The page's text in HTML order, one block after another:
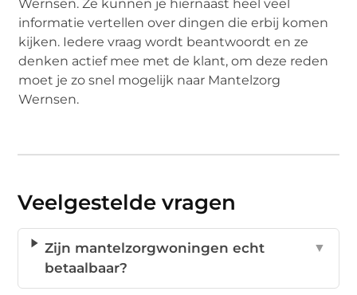
Wernsen. Ze kunnen je hiernaast heel veel
informatie vertellen over dingen die erbij komen
kijken. Iedere vraag wordt beantwoordt en ze
denken actief mee met de klant, om deze reden
moet je zo snel mogelijk naar Mantelzorg
Wernsen.
Veelgestelde vragen
Zijn mantelzorgwoningen echt
betaalbaar?
▼